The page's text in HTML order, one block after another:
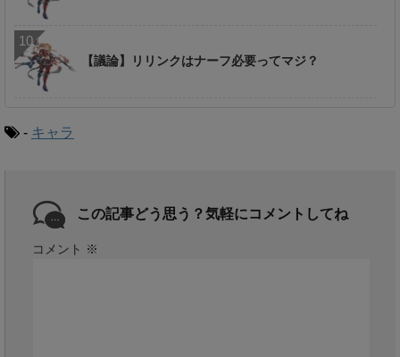
【議論】リリンクはナーフ必要ってマジ？
- キャラ
この記事どう思う？気軽にコメントしてね
コメント ※